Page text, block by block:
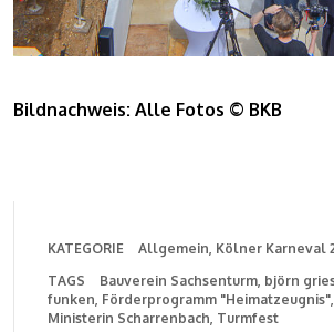
Bildnachweis: Alle Fotos © BKB
KATEGORIE Allgemein Kölner Karneval
TAGS
Bauverein Sachsenturm björn
funken Förderprogramm "Heimatzeugnis"
Ministerin Scharrenbach Turmfest